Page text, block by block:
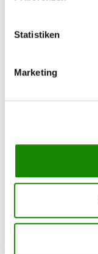
Statistiken
Marketing